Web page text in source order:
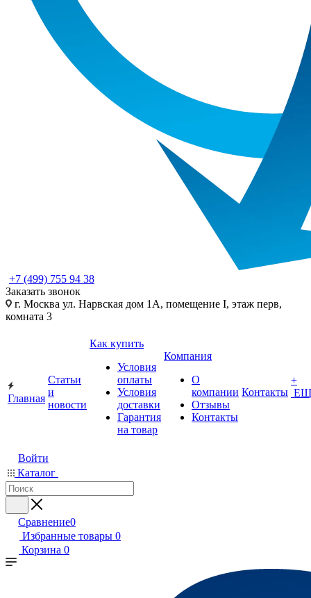
+7 (499) 755 94 38
Заказать звонок
г. Москва ул. Нарвская дом 1А, помещение I, этаж перв,
комната 3
Главная
Статьи
и
новости
Как купить
Условия
оплаты
Условия
доставки
Гарантия
на товар
Компания
О
компании
Отзывы
Контакты
Контакты
+
Войти
Каталог
Сравнение0
Избранные товары 0
Корзина 0